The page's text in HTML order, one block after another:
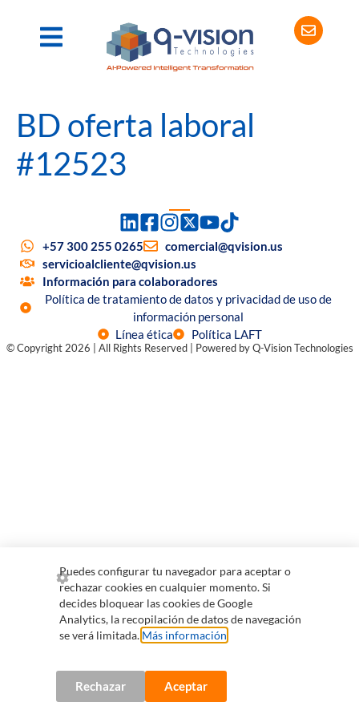
BD oferta laboral
#12523
+57 300 255 0265
comercial@qvision.us
servicioalcliente@qvision.us
Información para colaboradores
Política de tratamiento de datos y privacidad de uso de
información personal
Línea ética
Política LAFT
© Copyright 2026 | All Rights Reserved | Powered by Q-Vision Technologies
Puedes configurar tu navegador para aceptar o
rechazar cookies en cualquier momento. Si
decides bloquear las cookies de Google
Analytics, la recopilación de datos de navegación
se verá limitada. Más información
Rechazar Aceptar